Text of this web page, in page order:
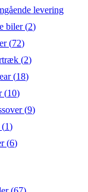
levering
biler (2)
(72)
(2)
(18)
(10)
(9)
(1)
(6)